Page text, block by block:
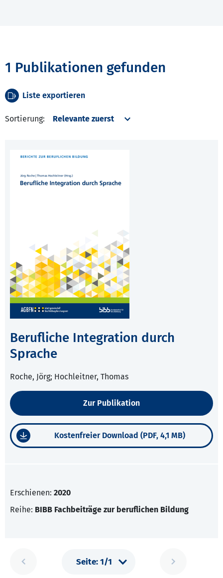
1 Publikationen gefunden
Liste exportieren
Sortierung:
Berufliche Integration durch
Sprache
Roche, Jörg; Hochleitner, Thomas
Zur Publikation
Kostenfreier Download (PDF, 4,1 MB)
Erschienen: 2020
Reihe: BIBB Fachbeiträge zur beruflichen Bildung